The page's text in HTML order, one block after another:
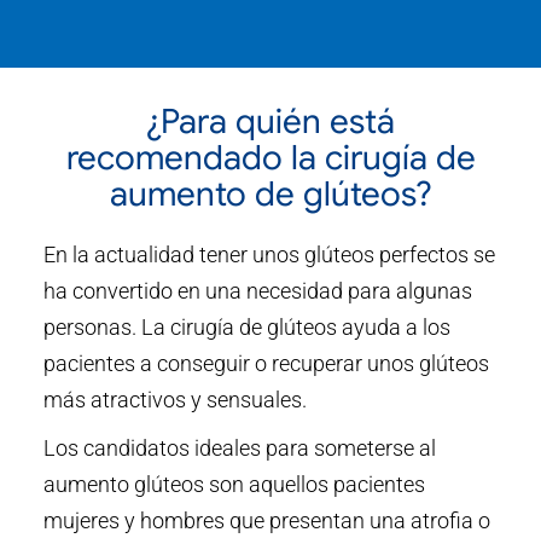
¿Para quién está
recomendado la cirugía de
aumento de glúteos?
En la actualidad tener unos glúteos perfectos se
ha convertido en una necesidad para algunas
personas. La cirugía de glúteos ayuda a los
pacientes a conseguir o recuperar unos glúteos
más atractivos y sensuales.
Los candidatos ideales para someterse al
aumento glúteos son aquellos pacientes
mujeres y hombres que presentan una atrofia o